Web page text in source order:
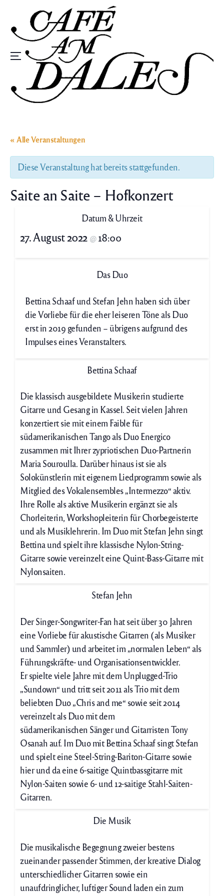
springen
Speisekarte
« Alle Veranstaltungen
Diese Veranstaltung hat bereits stattgefunden.
Saite an Saite – Hofkonzert
Datum & Uhrzeit
27. August 2022 @ 18:00
Das Duo
Bettina Schaaf und Stefan Jehn haben sich über
die Vorliebe für die eher leiseren Töne als Duo
erst in 2019 gefunden – übrigens aufgrund des
Impulses eines Veranstalters.
Bettina Schaaf
Die klassisch ausgebildete Musikerin studierte
Gitarre und Gesang in Kassel. Seit vielen Jahren
konzertiert sie mit einem Faible für
südamerikanischen Tango als Duo Energico
zusammen mit Ihrer zypriotischen Duo-Partnerin
Maria Souroulla. Darüber hinaus ist sie als
Solokünstlerin mit eigenem Liedprogramm sowie als
Mitglied des Vokalensembles „Intermezzo“ aktiv.
Ihre Rolle als aktive Musikerin ergänzt sie als
Chorleiterin, Workshopleiterin für Chorbegeisterte
und als Musiklehrerin. Im Duo mit Stefan Jehn singt
Bettina und spielt ihre klassische Nylon-String-
Gitarre sowie vereinzelt eine Quint-Bass-Gitarre mit
Nylonsaiten.
Stefan Jehn
Der Singer-Songwriter-Fan hat seit über 30 Jahren
eine Vorliebe für akustische Gitarren (als Musiker
und Sammler) und arbeitet im „normalen Leben“ als
Führungskräfte- und Organisationsentwickler.
Er spielte viele Jahre mit dem Unplugged-Trio
„Sundown“ und tritt seit 2011 als Trio mit dem
beliebten Duo „Chris and me“ sowie seit 2014
vereinzelt als Duo mit dem
südamerikanischen Sänger und Gitarristen Tony
Osanah auf. Im Duo mit Bettina Schaaf singt Stefan
und spielt eine Steel-String-Bariton-Gitarre sowie
hier und da eine 6-saitige Quintbassgitarre mit
Nylon-Saiten sowie 6- und 12-saitige Stahl-Saiten-
Gitarren.
Die Musik
Die musikalische Begegnung zweier bestens
zueinander passender Stimmen, der kreative Dialog
unterschiedlicher Gitarren sowie ein
unaufdringlicher, luftiger Sound laden ein zum